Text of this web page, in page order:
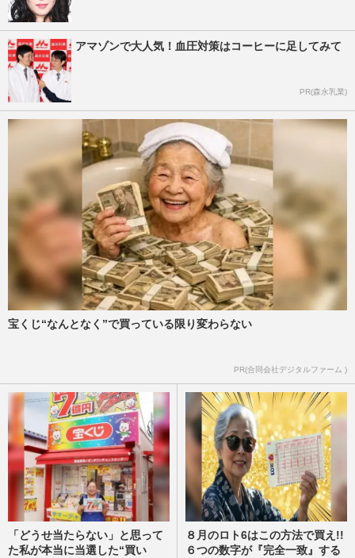
アマゾンで大人気！血圧対策はコーヒーに足してみて
PR(森永乳業)
宝くじ“なんとなく”で買っている限り変わらない
PR(合同会社デジタルファーム )
「どうせ当たらない」と思って
た私が本当に当選した“買い
８月のロト6はこの方法で買え!!
６つの数字が『完全一致』する